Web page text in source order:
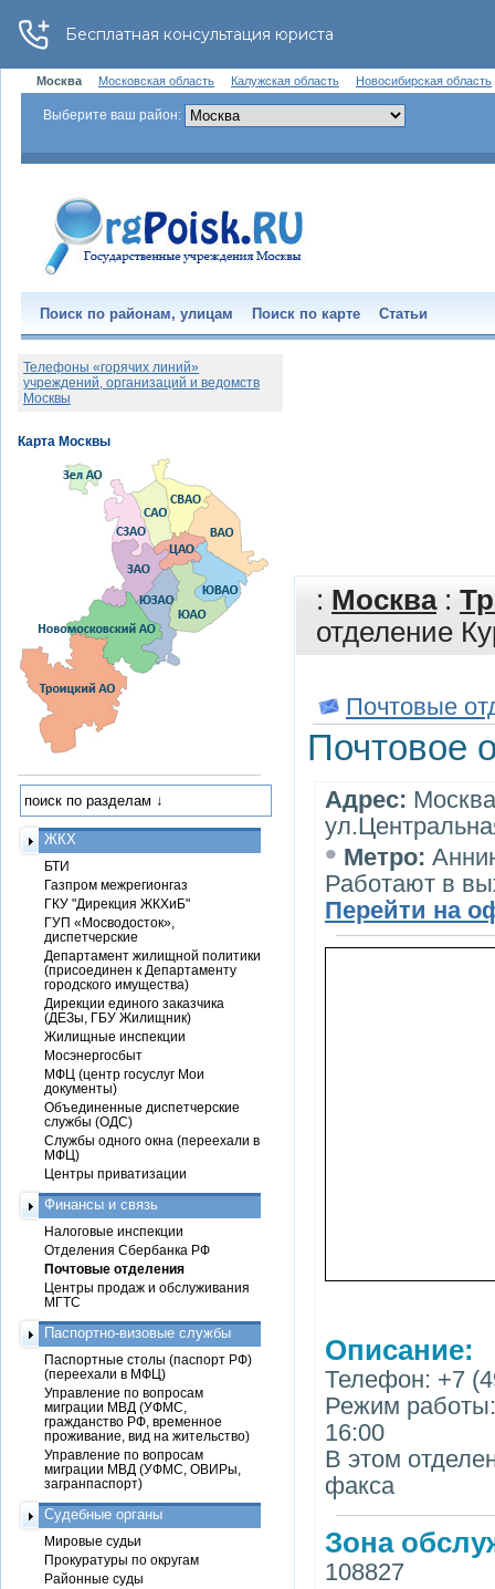
Москва Московская область Калужская область Новосибирская область
Выберите ваш район:
Поиск по районам, улицам Поиск по карте Статьи
: Москва:
отделение
Почтовые
Почтовое
Адрес:
• Метро:
Работают в
Перейти на
Описание:
Телефон: +7
Режим
16:00
В этом
факса
Зона
108827
Телефоны «горячих линий»
учреждений, организаций и ведомств
Москвы
ЖКХ
БТИ
Газпром межрегионгаз
ГКУ "Дирекция ЖКХиБ"
ГУП «Мосводосток»,
диспетчерские
Департамент жилищной политики
(присоединен к Департаменту
городского имущества)
Дирекции единого заказчика
(ДЕЗы, ГБУ Жилищник)
Жилищные инспекции
Мосэнергосбыт
МФЦ (центр госуслуг Мои
документы)
Объединенные диспетчерские
службы (ОДС)
Службы одного окна (переехали в
МФЦ)
Центры приватизации
Финансы и связь
Налоговые инспекции
Отделения Сбербанка РФ
Почтовые отделения
Центры продаж и обслуживания
МГТС
Паспортно-визовые службы
Паспортные столы (паспорт РФ)
(переехали в МФЦ)
Управление по вопросам
миграции МВД (УФМС,
гражданство РФ, временное
проживание, вид на жительство)
Управление по вопросам
миграции МВД (УФМС, ОВИРы,
загранпаспорт)
Судебные органы
Мировые судьи
Прокуратуры по округам
Районные суды